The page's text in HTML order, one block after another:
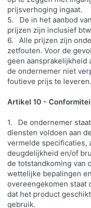
prijsverhoging ingaat.
5. De in het aanbod
prijzen zijn inclusief
6. Alle prijzen zijn
zetfouten. Voor de
geen aansprakelijkheid
de ondernemer niet
foutieve prijs te leveren.
Artikel 10 -
1. De ondernemer
diensten voldoen aan
vermelde specificaties,
deugdelijkheid en/of
de totstandkoming van
wettelijke bepalingen
overeengekomen staat
dat het product
gebruik.